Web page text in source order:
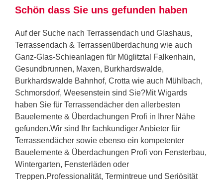
Schön dass Sie uns gefunden haben
Auf der Suche nach Terrassendach und Glashaus,
Terrassendach & Terrassenüberdachung wie auch
Ganz-Glas-Schieanlagen für Müglitztal Falkenhain,
Gesundbrunnen, Maxen, Burkhardswalde,
Burkhardswalde Bahnhof, Crotta wie auch Mühlbach,
Schmorsdorf, Weesenstein sind Sie?Mit Wigards
haben Sie für Terrassendächer den allerbesten
Bauelemente & Überdachungen Profi in Ihrer Nähe
gefunden.Wir sind Ihr fachkundiger Anbieter für
Terrassendächer sowie ebenso ein kompetenter
Bauelemente & Überdachungen Profi von Fensterbau,
Wintergarten, Fensterläden oder
Treppen.Professionalität, Termintreue und Seriösität